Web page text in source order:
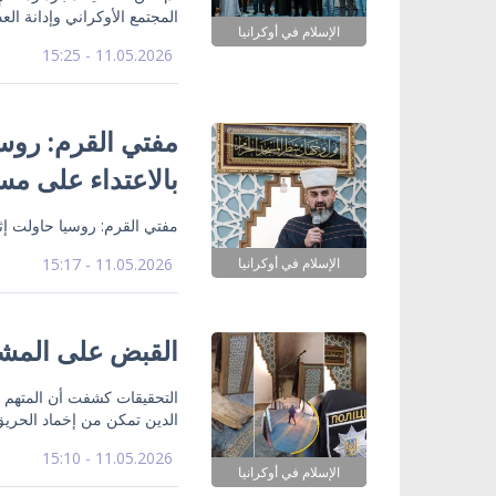
الإسلام في أوكرانيا
المجتمع الأوكراني وإدانة
11.05.2026 - 15:25
الإسلام في أوكرانيا
مفتي القرم:
بالاعتداء على
مفتي القرم: روسيا حاولت
11.05.2026 - 15:17
الإسلام في أوكرانيا
القبض على
التحقيقات كشفت أن
الدين تمكن من إخماد
11.05.2026 - 15:10